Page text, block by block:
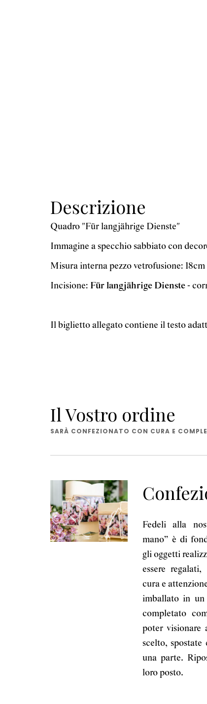
Descrizione
Quadro "Für langjährige Dienste"
Immagine a specchio sabbiato con
Misura interna pezzo vetrofusione:
Incisione: Für langjährige Dienste-
Il biglietto allegato contiene il testo
Il Vostro ordine
SARÀ CONFEZIONATO CON CURA E
Fedeli alla
mano” è di
gli oggetti
essere
cura e
imballato in un
completato
poter visionare
scelto,
una parte.
loro posto.